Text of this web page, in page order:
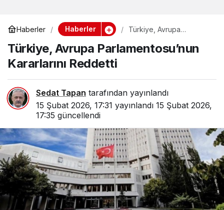
Haberler Haberler
Türkiye, Avrupa
Kararlarını Reddetti
Türkiye, Avrupa Parlamentosu’nun
Kararlarını Reddetti
Sedat Tapan tarafından yayınlandı
15 Şubat 2026, 17:31 yayınlandı 15 Şubat 2026,
17:35 güncellendi